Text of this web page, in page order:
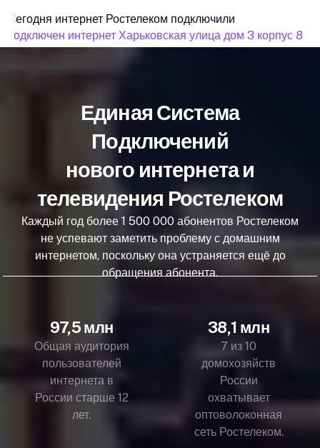
Сегодня интернет Ростелеком подключили
подключен интернет Харьковская улица дом 3 корпус 8
Единая Система
Подключений
нового интернета и
телевидения Ростелеком
Каждый год более 1 500 000 абонентов Ростелеком
не успевают заметить проблему с домашним
интернетом, поскольку она устраняется ещё до
обращения абонента.
97,5 млн
Общая аудитория
пользователей
интернета в
России старше 12
лет.
38,1 млн
7 из 10
домохозяйств
России
охватывает
оптоволоконная
сеть Ростелеком.